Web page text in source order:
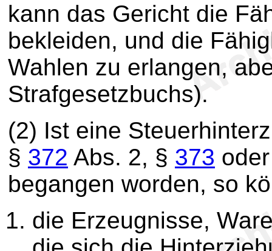
kann das Gericht die
bekleiden, und die
Wahlen zu erlangen,
Strafgesetzbuchs).
(2) Ist eine
§ 372 Abs. 2, § 373
begangen worden, so
die Erzeugnisse,